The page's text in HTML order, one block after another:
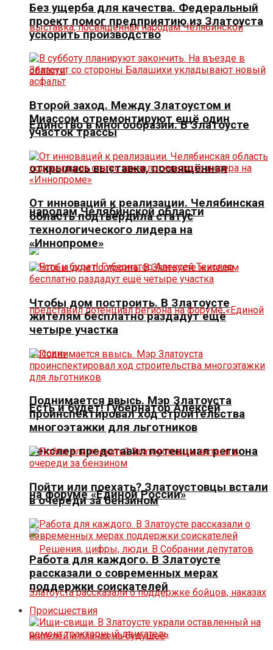
Единство в многообразии. В Златоусте
открылась выставка, посвящённая
народам Челябинской области
Есть и будет! Губернатор Алексей
Текслер представил потенциал региона
на форуме «Единой России»
Без ущерба для качества. Федеральный
проект помог предприятию из Златоуста
ускорить производство
Второй заход. Между Златоустом и
Миассом отремонтируют ещё один
участок трассы
От инноваций к реализации. Челябинская
область подтвердила статус
технологического лидера на
«Иннопроме»
Чтобы дом построить. В Златоусте
жителям бесплатно раздадут ещё
четыре участка
Поднимается ввысь. Мэр Златоуста
проинспектировал ход строительства
многоэтажки для льготников
Пойти или поехать? Златоустовцы встали
в очереди за бензином
Работа для каждого. В Златоусте
рассказали о современных мерах
поддержки соискателей
Происшествия